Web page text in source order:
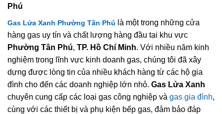
Phú
Gas Lửa Xanh Phường Tân Phú là một trong những cửa
hàng gas uy tín và chất lượng hàng đầu tại khu vực
Phường Tân Phú, TP. Hồ Chí Minh. Với nhiều năm kinh
nghiệm trong lĩnh vực kinh doanh gas, chúng tôi đã xây
dựng được lòng tin của nhiều khách hàng từ các hộ gia
đình cho đến các doanh nghiệp lớn nhỏ. Gas Lửa Xanh
chuyên cung cấp các loại gas công nghiệp và gas gia đình,
cùng với các thiết bị và phụ kiện bếp gas, đảm bảo đáp